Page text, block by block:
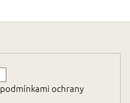
podmínkami ochrany